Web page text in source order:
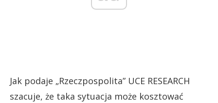
Jak podaje „Rzeczpospolita” UCE RESEARCH
szacuje, że taka sytuacja może kosztować